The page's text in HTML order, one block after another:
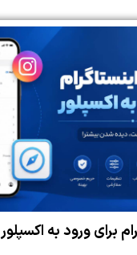
برای ورود به اکسپلور